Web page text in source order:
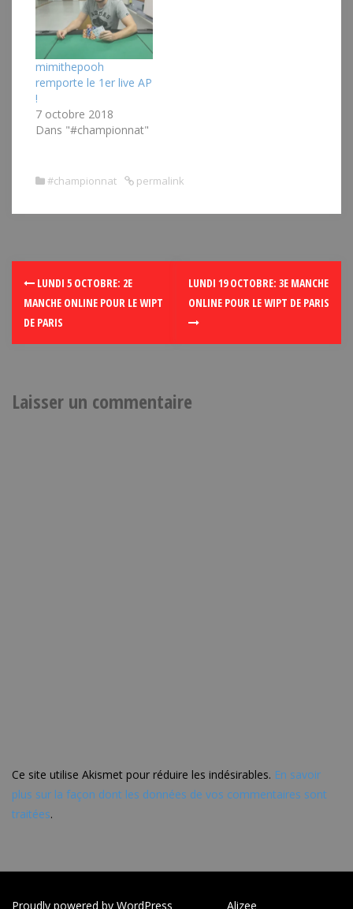
mimithepooh
remporte le 1er live AP
!
7 octobre 2018
Dans "#championnat"
#championnat permalink
LUNDI 5 OCTOBRE: 2E
MANCHE ONLINE POUR LE WIPT
DE PARIS
LUNDI 19 OCTOBRE: 3E MANCHE
ONLINE POUR LE WIPT DE PARIS
Laisser un commentaire
Ce site utilise Akismet pour réduire les indésirables. En savoir
plus sur la façon dont les données de vos commentaires sont
traitées.
Proudly powered by WordPress Alizee